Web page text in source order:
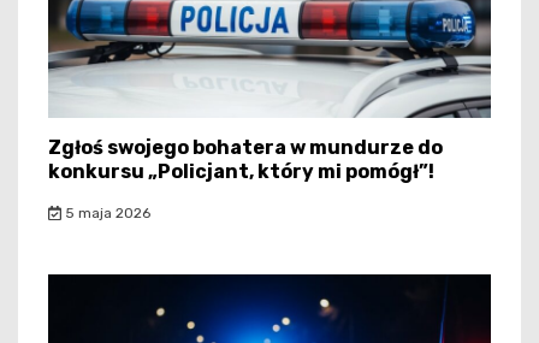
Zgłoś swojego bohatera w mundurze do
konkursu „Policjant, który mi pomógł”!
5 maja 2026